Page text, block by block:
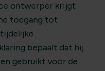
ontwerper krijgt
toegang tot
bepaalt dat hij
gebruikt voor de